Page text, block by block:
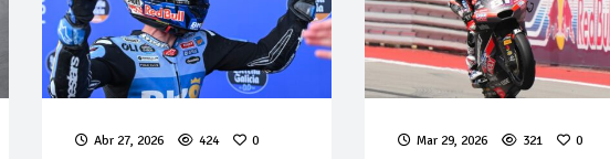
Abr 27, 2026 424 0 Mar 29, 2026 321 0